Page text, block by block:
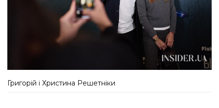
Григорій і Христина Решетніки